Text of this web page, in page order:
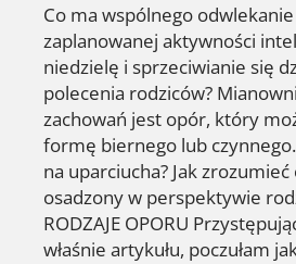
Co ma wspólnego
zaplanowanej aktywności
niedzielę i sprzeciwianie się
polecenia rodziców?
zachowań jest opór, który
formę biernego lub
na uparciucha? Jak
osadzony w perspektywie
RODZAJE OPORU
właśnie artykułu, poczułam